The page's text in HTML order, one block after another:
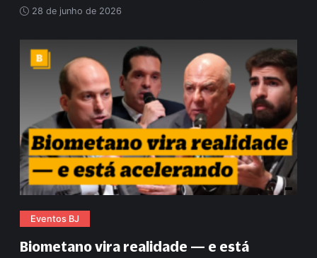
28 de junho de 2026
Eventos BJ
Biometano vira realidade — e está